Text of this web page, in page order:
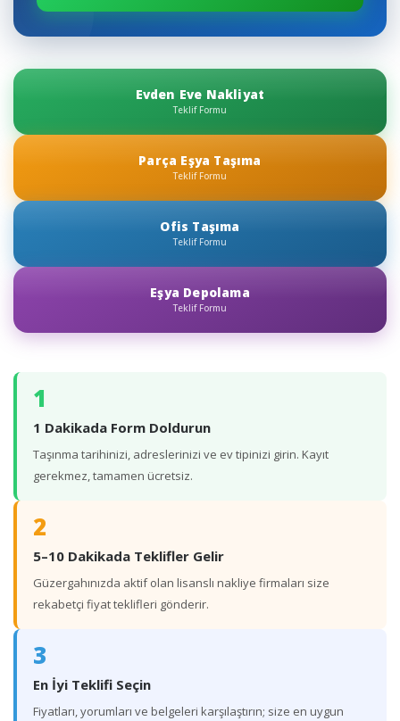
Evden Eve Nakliyat
Teklif Formu
Parça Eşya Taşıma
Teklif Formu
Ofis Taşıma
Teklif Formu
Eşya Depolama
Teklif Formu
1
1 Dakikada Form Doldurun
Taşınma tarihinizi, adreslerinizi ve ev tipinizi girin. Kayıt
gerekmez, tamamen ücretsiz.
2
5–10 Dakikada Teklifler Gelir
Güzergahınızda aktif olan lisanslı nakliye firmaları size
rekabetçi fiyat teklifleri gönderir.
3
En İyi Teklifi Seçin
Fiyatları, yorumları ve belgeleri karşılaştırın; size en uygun